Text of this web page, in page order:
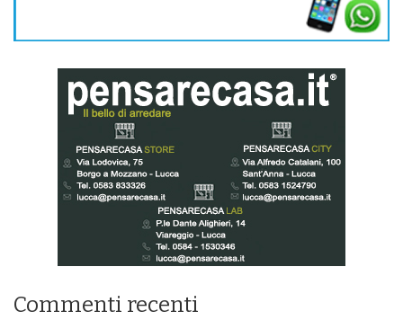
Commenti recenti